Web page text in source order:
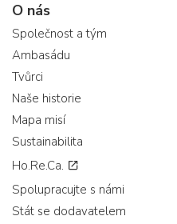
O nás
Společnost a tým
Ambasádu
Tvůrci
Naše historie
Mapa misí
Sustainabilita
Ho.Re.Ca.
Spolupracujte s námi
Stát se dodavatelem